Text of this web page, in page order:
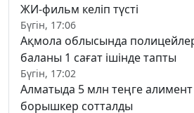
ЖИ-фильм келіп түсті
Бүгін, 17:06
Ақмола облысында
баланы 1 сағат ішінде тапты
Бүгін, 17:02
Алматыда 5 млн теңге
борышкер сотталды